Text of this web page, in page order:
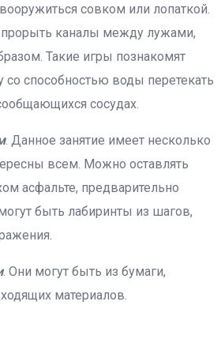
совком или лопаткой.
каналы между лужами,
Такие игры познакомят
со способностью воды перетекать
сосудах.
. Данное занятие имеет несколько
всем. Можно оставлять
асфальте, предварительно
быть лабиринты из шагов,
. Они могут быть из бумаги,
материалов.